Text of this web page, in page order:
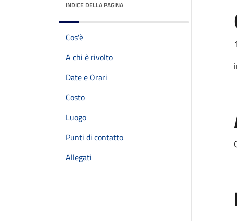
INDICE DELLA PAGINA
Cos'è
A chi è rivolto
Date e Orari
Costo
Luogo
Punti di contatto
Allegati